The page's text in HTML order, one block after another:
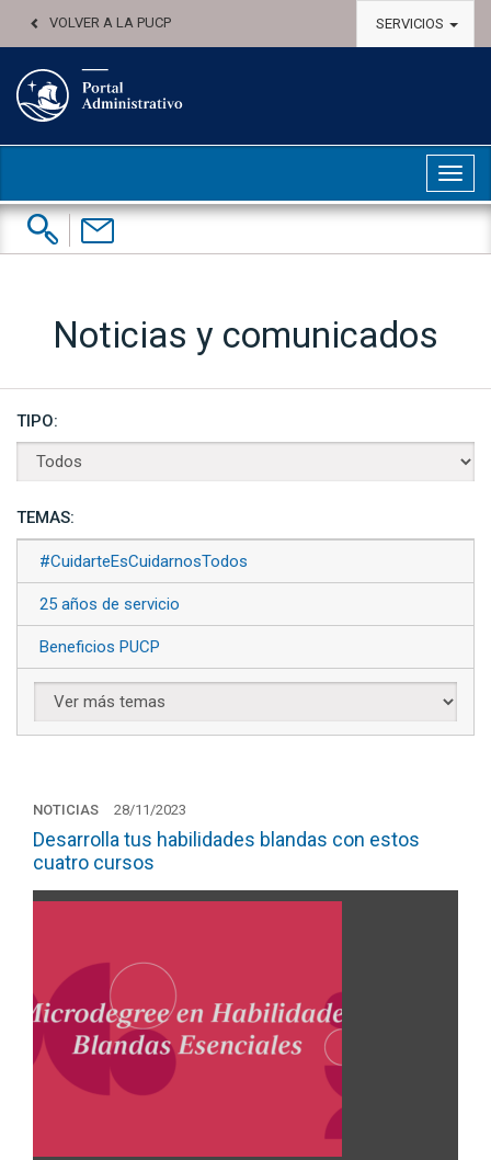
VOLVER A LA PUCP SERVICIOS
Buscar:
Contáctenos
Noticias y comunicados
TIPO:
TEMAS:
#CuidarteEsCuidarnosTodos
25 años de servicio
Beneficios PUCP
NOTICIAS 28/11/2023
Desarrolla tus habilidades blandas con estos
cuatro cursos